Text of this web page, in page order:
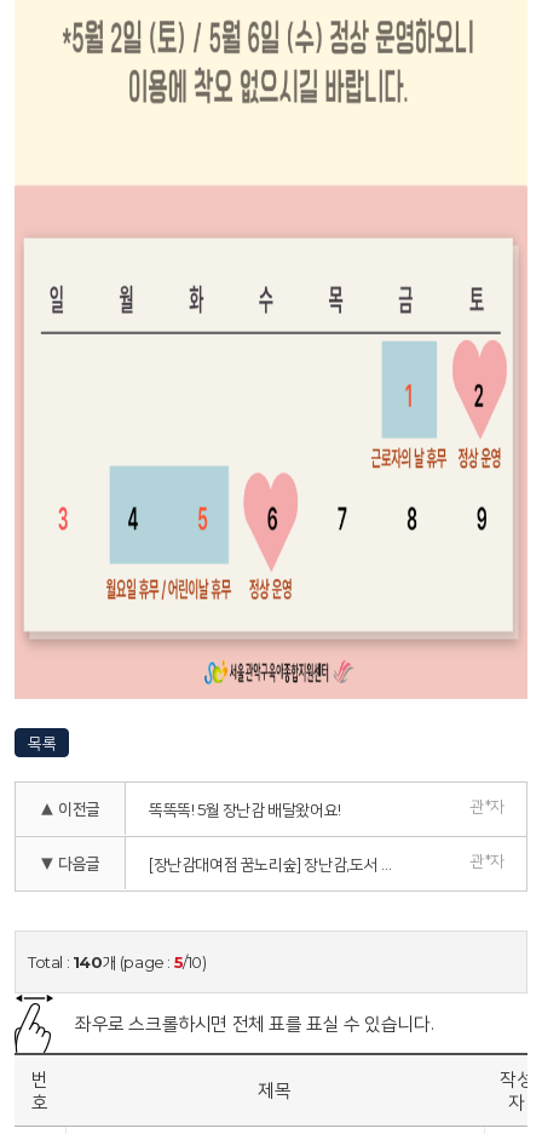
목록
▲ 이전글 똑똑똑! 5월 장난감 배달왔어요! 관*자
▼ 다음글 관*자
Total : 140개 (page : 5/10)
좌우로 스크롤하시면 전체 표를 표실 수 있습니다.
번
호
제목
작성
자